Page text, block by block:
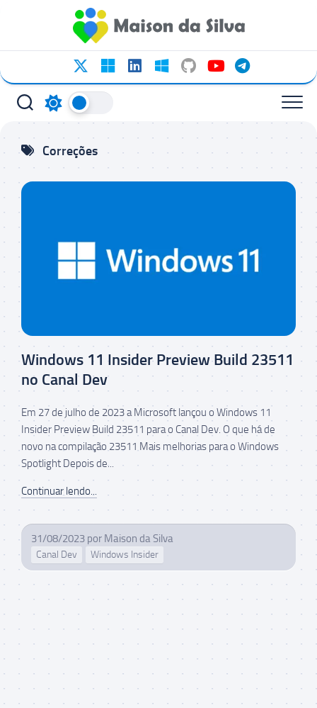
conteúdo
Correções
Windows 11 Insider Preview Build 23511
no Canal Dev
Em 27 de julho de 2023 a Microsoft lançou o Windows 11
Insider Preview Build 23511 para o Canal Dev. O que há de
novo na compilação 23511 Mais melhorias para o Windows
Spotlight Depois de...
Continuar lendo...
31/08/2023 por Maison da Silva
Canal Dev Windows Insider